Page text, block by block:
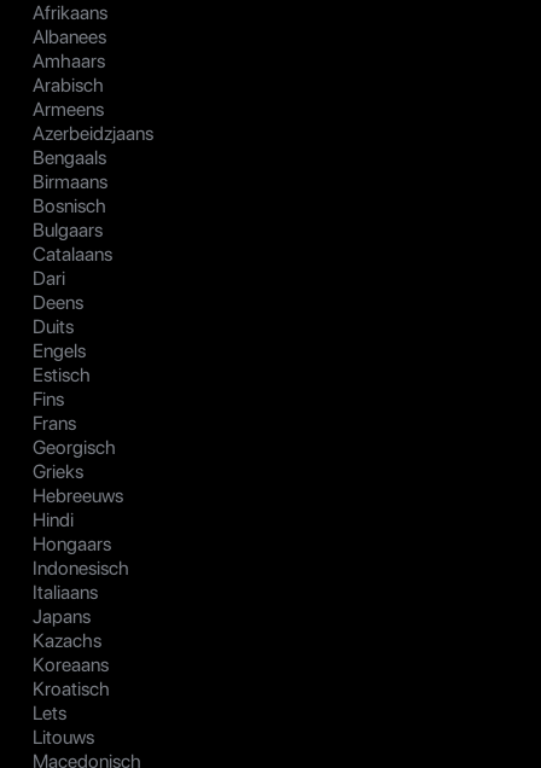
Afrikaans
Albanees
Amhaars
Arabisch
Armeens
Azerbeidzjaans
Bengaals
Birmaans
Bosnisch
Bulgaars
Catalaans
Dari
Deens
Duits
Engels
Estisch
Fins
Frans
Georgisch
Grieks
Hebreeuws
Hindi
Hongaars
Indonesisch
Italiaans
Japans
Kazachs
Koreaans
Kroatisch
Lets
Litouws
Macedonisch